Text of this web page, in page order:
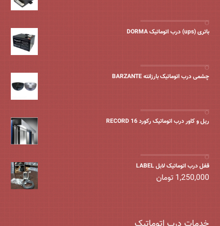
باتری (ups) درب اتوماتیک DORMA
چشمی درب اتوماتیک بارزانته BARZANTE
ریل و کاور درب اتوماتیک رکورد 16 RECORD
قفل درب اتوماتیک لابل LABEL
1,250,000 تومان